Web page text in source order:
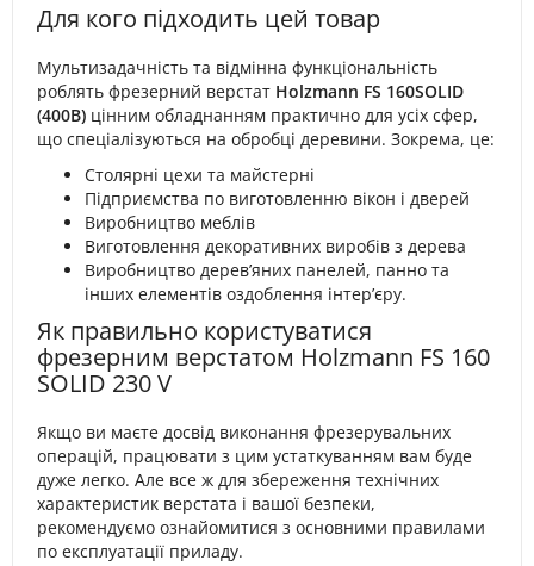
Для кого підходить цей товар
Мультизадачність та відмінна функціональність
роблять фрезерний верстат Holzmann FS 160SOLID
(400В) цінним обладнанням практично для усіх сфер,
що спеціалізуються на обробці деревини. Зокрема, це:
Столярні цехи та майстерні
Підприємства по виготовленню вікон і дверей
Виробництво меблів
Виготовлення декоративних виробів з дерева
Виробництво дерев’яних панелей, панно та
інших елементів оздоблення інтер’єру.
Як правильно користуватися
фрезерним верстатом Holzmann FS 160
SOLID 230 V
Якщо ви маєте досвід виконання фрезерувальних
операцій, працювати з цим устаткуванням вам буде
дуже легко. Але все ж для збереження технічних
характеристик верстата і вашої безпеки,
рекомендуємо ознайомитися з основними правилами
по експлуатації приладу.